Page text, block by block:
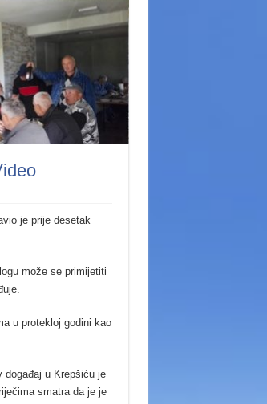
je prije desetak
može se primijetiti
u protekloj godini kao
događaj u Krepšiću je
smatra da je je